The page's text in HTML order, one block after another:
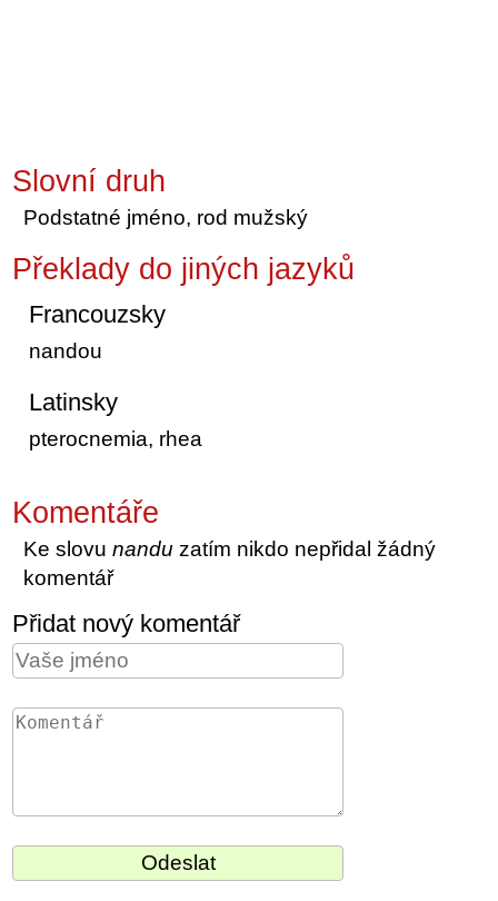
Slovní druh
Podstatné jméno, rod mužský
Překlady do jiných jazyků
Francouzsky
nandou
Latinsky
pterocnemia, rhea
Komentáře
Ke slovunandu zatím nikdo nepřidal žádný
komentář
Přidat nový komentář